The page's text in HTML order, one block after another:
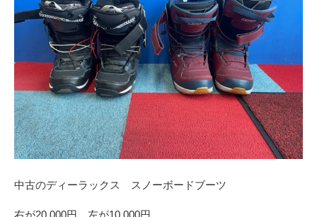
中古のディーラックス スノーボードブーツ
右が20,000円 左が10,000円